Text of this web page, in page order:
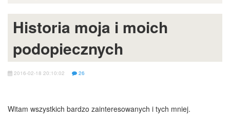
Historia moja i moich
podopiecznych
2016-02-18 20:10:02 26
Witam wszystkich bardzo zainteresowanych i tych mniej.